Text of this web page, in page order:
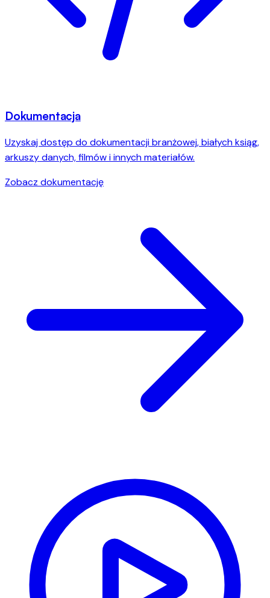
Dokumentacja
Uzyskaj dostęp do dokumentacji branżowej, białych ksiąg,
arkuszy danych, filmów i innych materiałów.
Zobacz dokumentację